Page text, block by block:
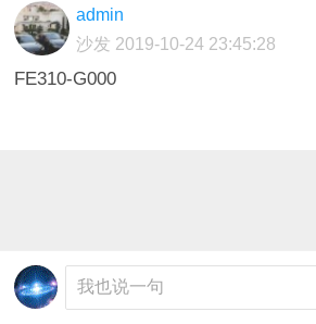
admin
沙发 2019-10-24 23:45:28
FE310-G000